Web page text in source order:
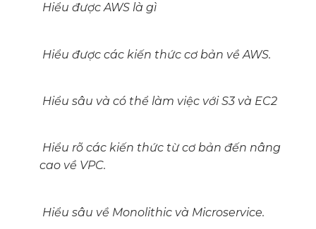
Hiểu được AWS là gì
Hiểu được các kiến thức cơ bản về AWS.
Hiểu sâu và có thể làm việc với S3 và EC2
Hiểu rõ các kiến thức từ cơ bản đến nâng
cao về VPC.
Hiểu sâu về Monolithic và Microservice.